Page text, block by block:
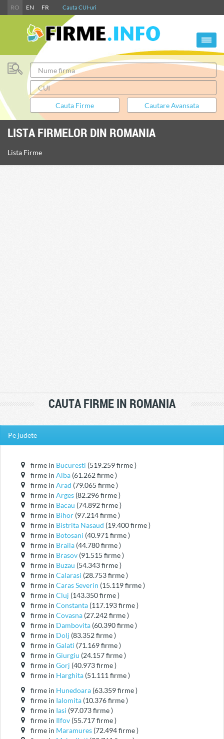
RO EN FR Cauta CUI-uri
LISTA FIRMELOR DIN ROMANIA
Lista Firme
CAUTA FIRME IN ROMANIA
Pe judete
firme in Bucuresti (519.259 firme )
firme in Alba (61.262 firme )
firme in Arad (79.065 firme )
firme in Arges (82.296 firme )
firme in Bacau (74.892 firme )
firme in Bihor (97.214 firme )
firme in Bistrita Nasaud (19.400 firme )
firme in Botosani (40.971 firme )
firme in Braila (44.780 firme )
firme in Brasov (91.515 firme )
firme in Buzau (54.343 firme )
firme in Calarasi (28.753 firme )
firme in Caras Severin (15.119 firme )
firme in Cluj (143.350 firme )
firme in Constanta (117.193 firme )
firme in Covasna (27.242 firme )
firme in Dambovita (60.390 firme )
firme in Dolj (83.352 firme )
firme in Galati (71.169 firme )
firme in Giurgiu (24.157 firme )
firme in Gorj (40.973 firme )
firme in Harghita (51.111 firme )
firme in Hunedoara (63.359 firme )
firme in Ialomita (10.376 firme )
firme in Iasi (97.073 firme )
firme in Ilfov (55.717 firme )
firme in Maramures (72.494 firme )